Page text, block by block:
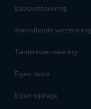
Basisverzekering
Aanvullende verzekering
Tandartsverzekering
Eigen risico
Eigen bijdrage